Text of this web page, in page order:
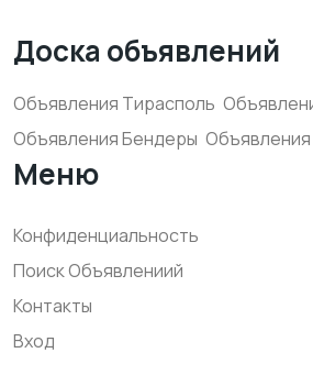
Доска объявлений
Объявления Тирасполь
Объявления Бендеры
Меню
Конфиденциальность
Поиск Объявлениий
Контакты
Вход